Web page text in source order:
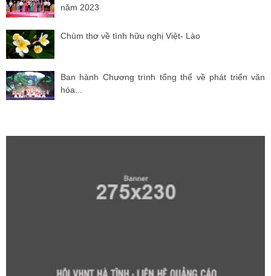
năm 2023
Chùm thơ về tình hữu nghị Việt- Lào
Ban hành Chương trình tổng thể về phát triển văn
hóa...